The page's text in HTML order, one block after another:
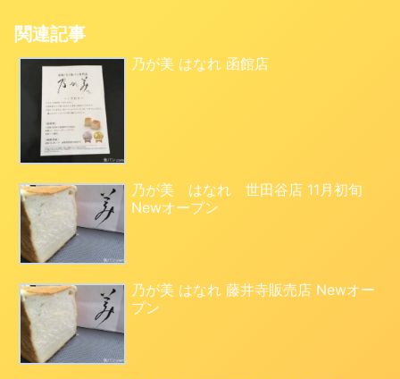
関連記事
乃が美 はなれ 函館店
乃が美 はなれ 世田谷店 11月初旬
Newオープン
乃が美 はなれ 藤井寺販売店 Newオー
プン